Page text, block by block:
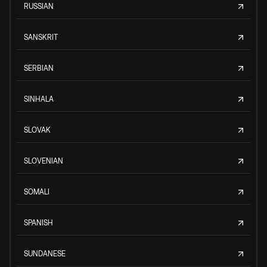
RUSSIAN
SANSKRIT
SERBIAN
SINHALA
SLOVAK
SLOVENIAN
SOMALI
SPANISH
SUNDANESE